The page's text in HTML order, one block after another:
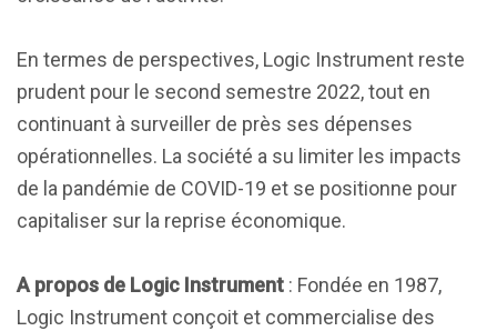
En termes de perspectives, Logic Instrument reste
prudent pour le second semestre 2022, tout en
continuant à surveiller de près ses dépenses
opérationnelles. La société a su limiter les impacts
de la pandémie de COVID-19 et se positionne pour
capitaliser sur la reprise économique.
A propos de Logic Instrument : Fondée en 1987,
Logic Instrument conçoit et commercialise des